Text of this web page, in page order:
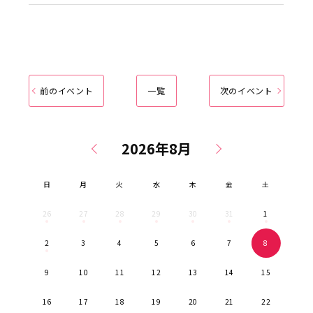
日 月 火 水 木 金 土
26 27 28 29 30 31 1
2 3 4 5 6 7 8
9 10 11 12 13 14 15
16 17 18 19 20 21 22
前のイベント 一覧 次のイベント